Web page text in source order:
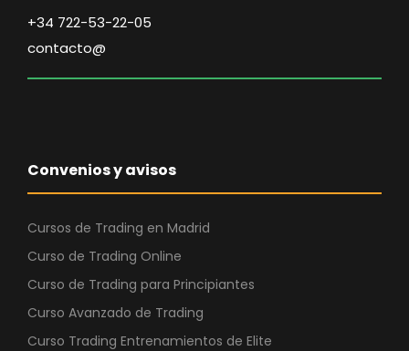
+34 722-53-22-05
contacto@
Convenios y avisos
Cursos de Trading en Madrid
Curso de Trading Online
Curso de Trading para Principiantes
Curso Avanzado de Trading
Curso Trading Entrenamientos de Elite